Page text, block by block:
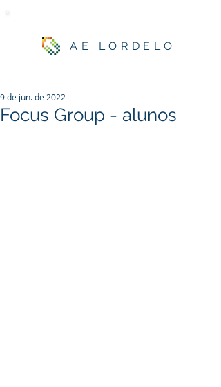
AE LORDELO
Focus Group - alunos
9 de jun. de 2022